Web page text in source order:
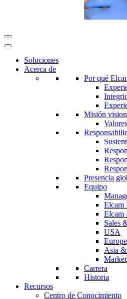
Soluciones
Acerca de
Por qué
Misión vision
Presencia
Equipo
Elcam
Elcam
Sales
USA
Europe
Asia
Carrera
Historia
Recursos
Centro de Conocimiento